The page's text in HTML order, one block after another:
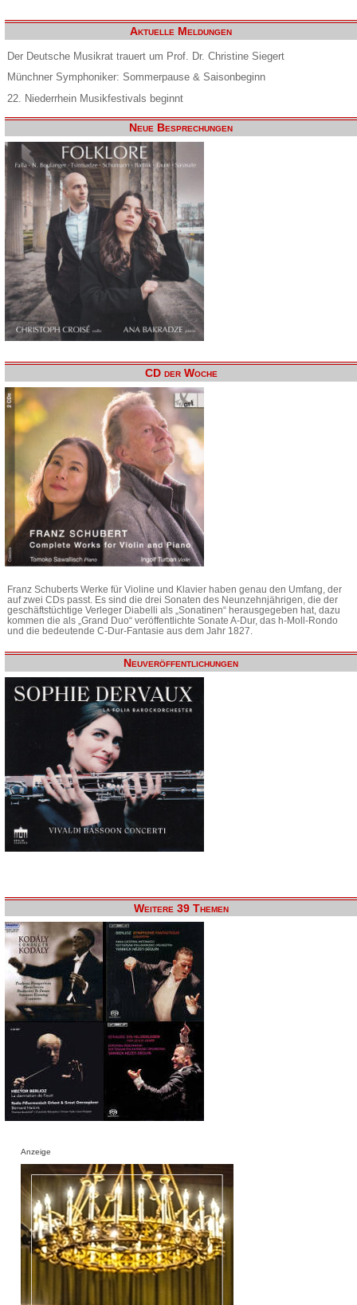
Aktuelle Meldungen
Der Deutsche Musikrat trauert um Prof. Dr. Christine Siegert
Münchner Symphoniker: Sommerpause & Saisonbeginn
22. Niederrhein Musikfestivals beginnt
Neue Besprechungen
CD der Woche
Franz Schuberts Werke für Violine und Klavier haben genau den Umfang, der
auf zwei CDs passt. Es sind die drei Sonaten des Neunzehnjährigen, die der
geschäftstüchtige Verleger Diabelli als „Sonatinen“ herausgegeben hat, dazu
kommen die als „Grand Duo“ veröffentlichte Sonate A-Dur, das h-Moll-Rondo
und die bedeutende C-Dur-Fantasie aus dem Jahr 1827.
Neuveröffentlichungen
Weitere 39 Themen
Anzeige